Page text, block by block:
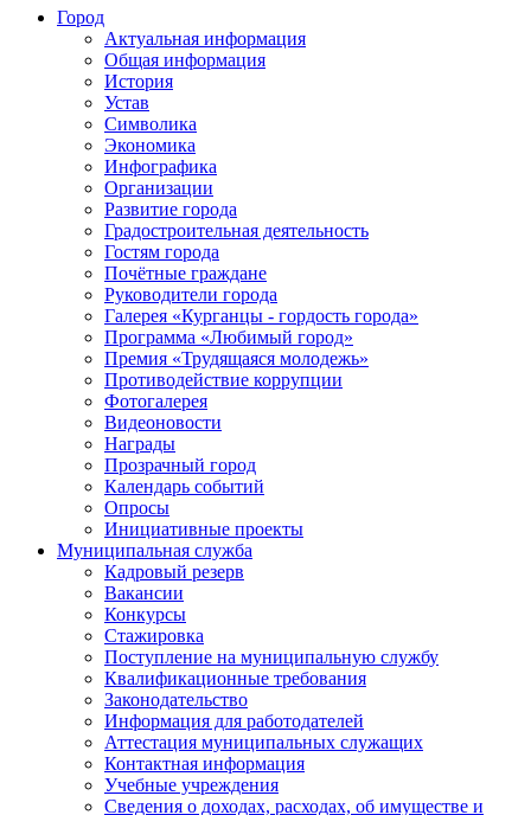
Город
Актуальная информация
Общая информация
История
Устав
Символика
Экономика
Инфографика
Организации
Развитие города
Градостроительная деятельность
Гостям города
Почётные граждане
Руководители города
Галерея «Курганцы - гордость города»
Программа «Любимый город»
Премия «Трудящаяся молодежь»
Противодействие коррупции
Фотогалерея
Видеоновости
Награды
Прозрачный город
Календарь событий
Опросы
Инициативные проекты
Муниципальная служба
Кадровый резерв
Вакансии
Конкурсы
Стажировка
Поступление на муниципальную службу
Квалификационные требования
Законодательство
Информация для работодателей
Аттестация муниципальных служащих
Контактная информация
Учебные учреждения
Сведения о доходах, расходах, об имуществе и